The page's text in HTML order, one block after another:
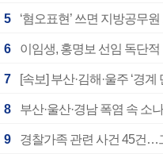
5 ‘혐오표현’ 쓰면 지방공무
6 이임생, 홍명보 선임 독단
7 [속보] 부산·김해·울주 ‘경
8 부산·울산·경남 폭염 속 소
9 경찰가족 관련 사건 45건…